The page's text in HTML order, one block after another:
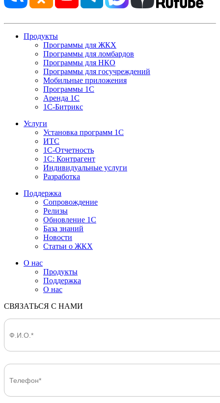
Продукты
Программы для ЖКХ
Программы для ломбардов
Программы для НКО
Программы для госучреждений
Мобильные приложения
Программы 1С
Аренда 1С
1С-Битрикс
Услуги
Установка программ 1С
ИТС
1С-Отчетность
1С: Контрагент
Индивидуальные услуги
Разработка
Поддержка
Сопровождение
Релизы
Обновление 1С
База знаний
Новости
Статьи о ЖКХ
О нас
Продукты
Поддержка
О нас
СВЯЗАТЬСЯ С НАМИ